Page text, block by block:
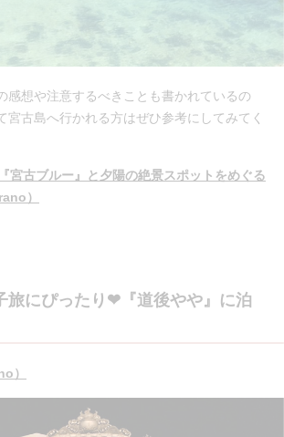
感想や注意するべきことも書かれているの
宮古島へ行かれる方はぜひ参考にしてみてく
宮古ブルー』と夕陽の絶景スポットをめぐる
）
旅にぴったり❤︎『道後やや』に泊
）